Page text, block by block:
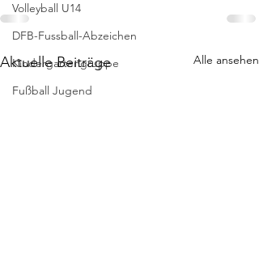
Volleyball U14
DFB-Fussball-Abzeichen
Kindergartengruppe
Fußball Jugend
Aktuelle Beiträge Alle ansehen